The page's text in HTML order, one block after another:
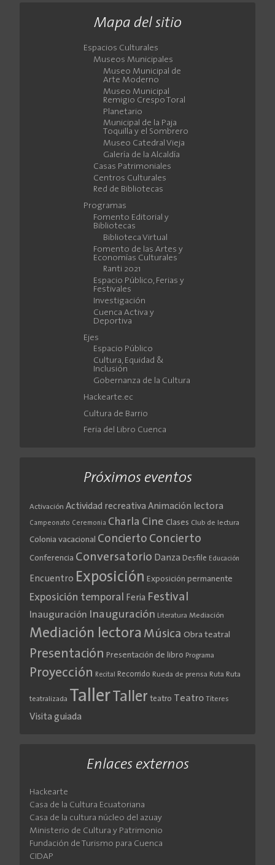
Mapa del sitio
Espacios Culturales
Museos Municipales
Museo Municipal de
Arte Moderno
Museo Municipal
Remigio Crespo Toral
Planetario
Municipal de la Paja
Toquilla y el Sombrero
Museo Catedral Vieja
Galería de la Alcaldía
Casas Patrimoniales
Centros Culturales
Red de Bibliotecas
Programas
Fomento Editorial y
Bibliotecas
Biblioteca Virtual
Fomento de las Artes y
Economías Culturales
Ranti 2021
Espacio Público, Ferias y
Festivales
Investigación
Cuenca Activa y
Deportiva
Ejes
Espacio Público
Cultura, Equidad &
Inclusión
Gobernanza de la Cultura
Hackearte.ec
Cultura de Barrio
Feria del Libro Cuenca
Próximos eventos
Activación Actividad recreativa Animación lectora
Campeonato Ceremonia Charla Cine Clases Club de lectura
Colonia vacacional Concierto Concierto
Conferencia Conversatorio Danza Desfile Educación
Encuentro Exposición Exposición permanente
Exposición temporal Feria Festival
Inauguración Inauguración Literatura Mediación
Mediación lectora Música Obra teatral
Presentación Presentación de libro Programa
Proyección Recital Recorrido Rueda de prensa Ruta Ruta
teatralizada TallerTaller teatro Teatro Títeres
Visita guiada
Enlaces externos
Hackearte
Casa de la Cultura Ecuatoriana
Casa de la cultura núcleo del azuay
Ministerio de Cultura y Patrimonio
Fundación de Turismo para Cuenca
CIDAP